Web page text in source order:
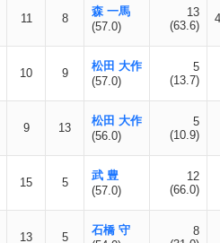
11 8
森 一馬
(57.0)
13
(63.6)
10 9
松田 大作
(57.0)
5
(13.7)
9 13
松田 大作
(56.0)
5
(10.9)
15 5
武 豊
(57.0)
12
(66.0)
13 5
石橋 守
8